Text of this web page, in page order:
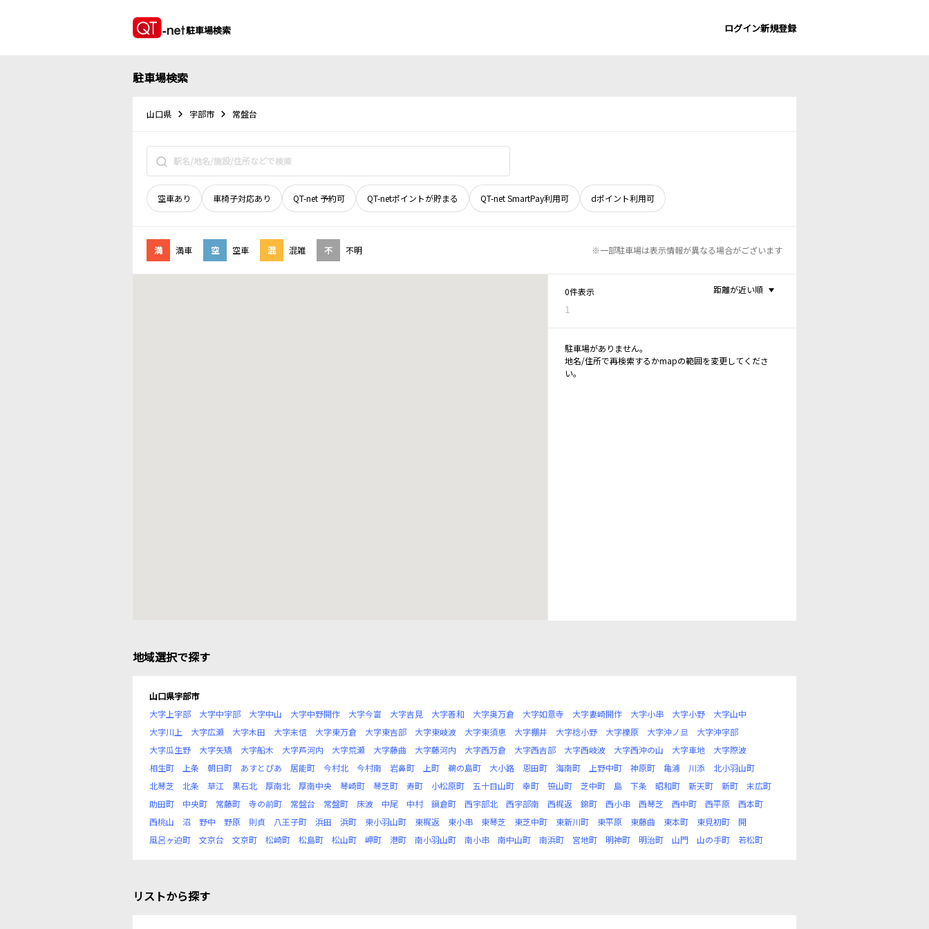
駐車場検索 ログイン新規登録
駐車場検索
山口県 宇部市 常盤台
空車あり 車椅子対応あり QT-net 予約可 QT-netポイントが貯まる QT-net SmartPay利用可 dポイント利用可
満 満車 空 空車 混 混雑 不 不明 ※一部駐車場は表示情報が異なる場合がございます
0件表示
1
距離が近い順
駐車場がありません。
地名/住所で再検索するかmapの範囲を変更してくださ
い。
地域選択で探す
山口県宇部市
大字上宇部
大字中宇部 大字中山 大字中野開作 大字今富 大字吉見 大字善和 大字奥万倉 大字如意寺 大字妻崎開作 大字小串 大字小野
大字山中
大字川上
大字広瀬 大字木田 大字末信 大字東万倉 大字東吉部 大字東岐波 大字東須恵 大字棚井 大字棯小野 大字櫟原 大字沖ノ旦
大字沖宇部
大字瓜生野
大字矢矯 大字船木 大字芦河内 大字荒瀬 大字藤曲 大字藤河内 大字西万倉 大字西吉部 大字西岐波 大字西沖の山 大字車地
大字際波
相生町
上条 朝日町 あすとぴあ 居能町 今村北 今村南 岩鼻町 上町 鵜の島町 大小路 恩田町 海南町 上野中町 神原町 亀浦 川添
北小羽山町
北琴芝
北条 草江 黒石北 厚南北 厚南中央 琴崎町 琴芝町 寿町 小松原町 五十目山町 幸町 笹山町 芝中町 島 下条 昭和町 新天町 新町
末広町
助田町
中央町 常藤町 寺の前町 常盤台 常盤町 床波 中尾 中村 鍋倉町 西宇部北 西宇部南 西梶返 錦町 西小串 西琴芝 西中町 西平原
西本町
西桃山
沼 野中 野原 則貞 八王子町 浜田 浜町 東小羽山町 東梶返 東小串 東琴芝 東芝中町 東新川町 東平原 東藤曲 東本町 東見初町
開
風呂ヶ迫町
文京台 文京町 松崎町 松島町 松山町 岬町 港町 南小羽山町 南小串 南中山町 南浜町 宮地町 明神町 明治町 山門 山の手町 若松町
リストから探す